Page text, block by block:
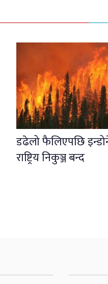
डढेलो फैलिएपछि
राष्ट्रिय निकुञ्ज बन्द